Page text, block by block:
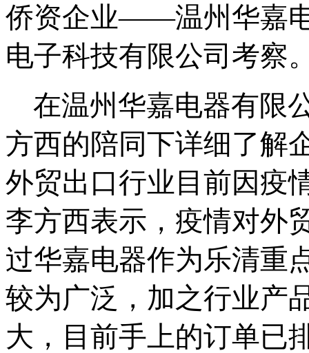
侨资企业——温州华嘉
电子科技有限公司考察
在温州华嘉电器有限
方西的陪同下详细了解
外贸出口行业目前因疫
李方西表示，疫情对外
过华嘉电器作为乐清重
较为广泛，加之行业产
大，目前手上的订单已